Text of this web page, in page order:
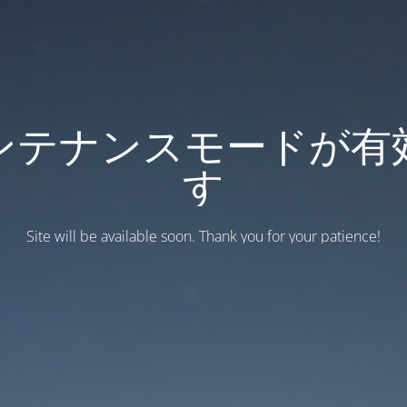
テナンスモードが有
す
Site will be available soon. Thank you for your patience!